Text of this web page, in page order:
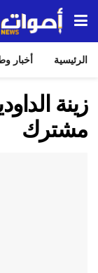
الرئيسية أخبار
زينة
مشترك